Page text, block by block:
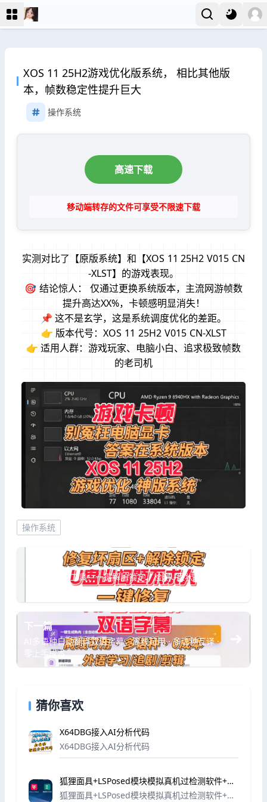
XOS 11 25H2游戏优化版系统， 相比其他版
本，帧数稳定性提升巨大
操作系统
高速下载
移动端转存的文件可享受不限速下载
实测对比了【原版系统】和【XOS 11 25H2 V015 CN
-XLST】的游戏表现。
🎯 结论惊人： 仅通过更换系统版本，主流网游帧数
提升高达XX%，卡顿感明显消失！
📌 这不是玄学，这是系统调度优化的差距。
👉 版本代号：XOS 11 25H2 V015 CN-XLST
👉 适用人群：游戏玩家、电脑小白、追求极致帧数
的老司机
操作系统
U盘修复工具：一键解除锁定，检测U盘状态，修复坏扇
下一篇
AI多语种自动翻译双语字幕，离线可用 · 多语种互译 ·
零上手成本
猜你喜欢
X64DBG接入AI分析代码
X64DBG接入AI分析代码
狐狸面具+LSPosed模块模拟真机过检测软件+教
程。
狐狸面具+LSPosed模块模拟真机过检测软件+教